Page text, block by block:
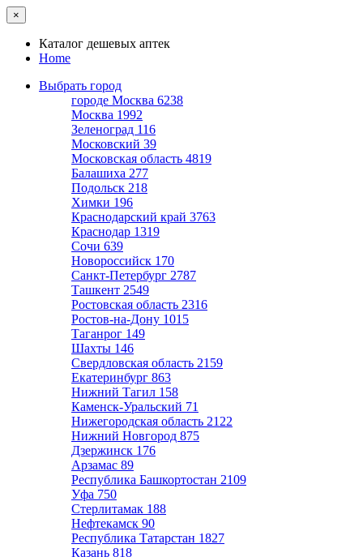
×
Каталог дешевых аптек
Home
Выбрать город
городе Москва 6238
Москва 1992
Зеленоград 116
Московский 39
Московская область 4819
Балашиха 277
Подольск 218
Химки 196
Краснодарский край 3763
Краснодар 1319
Сочи 639
Новороссийск 170
Санкт-Петербург 2787
Ташкент 2549
Ростовская область 2316
Ростов-на-Дону 1015
Таганрог 149
Шахты 146
Свердловская область 2159
Екатеринбург 863
Нижний Тагил 158
Каменск-Уральский 71
Нижегородская область 2122
Нижний Новгород 875
Дзержинск 176
Арзамас 89
Республика Башкортостан 2109
Уфа 750
Стерлитамак 188
Нефтекамск 90
Республика Татарстан 1827
Казань 818